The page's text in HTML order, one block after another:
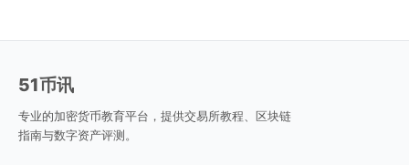
51币讯
专业的加密货币教育平台，提供交易所教程、区块链
指南与数字资产评测。